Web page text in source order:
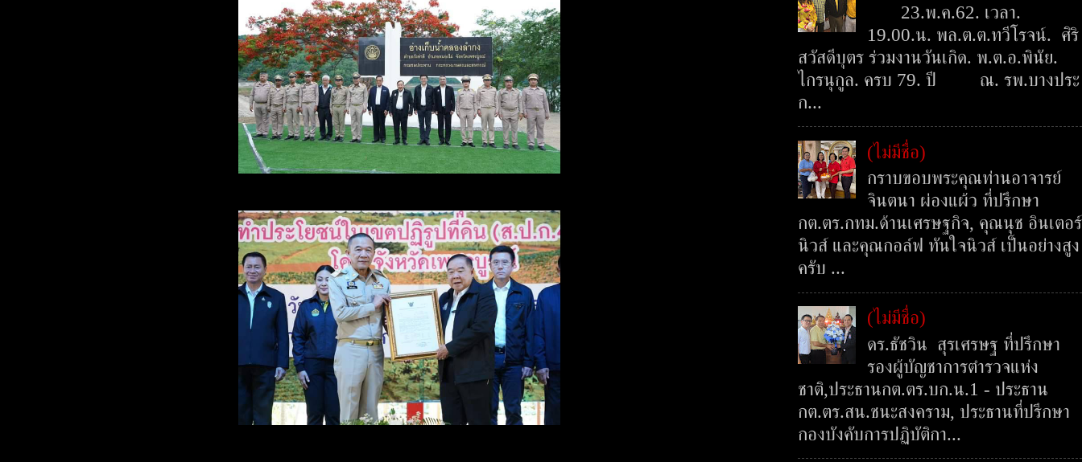
23.พ.ค.62. เวลา.
19.00.น. พล.ต.ต.ทวีโรจน์. ศิริ
สวัสดีบุตร ร่วมงานวันเกิด. พ.ต.อ.พินัย.
ไกรนุกูล. ครบ 79. ปี ณ. รพ.บางประ
ก...
(ไม่มีชื่อ)
กราบขอบพระคุณท่านอาจารย์
จินตนา ผ่องแผ้ว ที่ปรึกษา
กต.ตร.กทม.ด้านเศรษฐกิจ, คุณนุช อินเตอร์
นิวส์ และคุณกอล์ฟ ทันใจนิวส์ เป็นอย่างสูง
ครับ ...
(ไม่มีชื่อ)
ดร.ธัชวิน สุรเศรษฐ ที่ปรึกษา
รองผู้บัญชาการตำรวจแห่ง
ชาติ,ประธานกต.ตร.บก.น.1 - ประธาน
กต.ตร.สน.ชนะสงคราม, ประธานที่ปรึกษา
กองบังคับการปฏิบัติกา...